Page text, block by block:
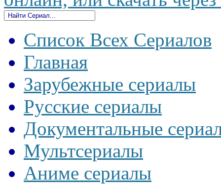
Список Всех Сериалов
Главная
Зарубежные сериалы
Русские сериалы
Документальные
Мультсериалы
Аниме сериалы